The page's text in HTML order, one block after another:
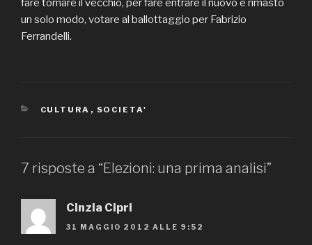
CATEGORIE
CULTURA , SOCIETA'
7 risposte a “Elezioni: una prima analisi”
Cinzia Cipri
31 MAGGIO 2012 ALLE 9:52